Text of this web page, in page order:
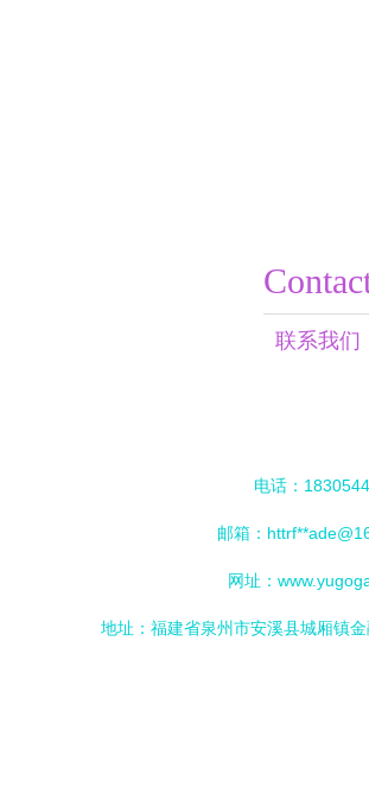
联系我们
电话：
邮箱：httrf**
网址：
地址：福建省泉州市安溪县城厢镇